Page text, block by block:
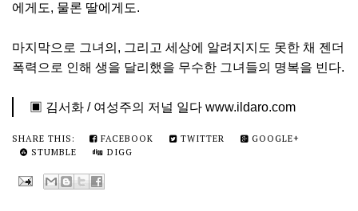
에게도, 물론 딸에게도.
마지막으로 그녀의, 그리고 세상에 알려지지도 못한 채 젠더
폭력으로 인해 생을 달리했을 무수한 그녀들의 명복을 빈다.
▣ 김서화 / 여성주의 저널 일다 www.ildaro.com
SHARE THIS: FACEBOOK TWITTER
GOOGLE+
STUMBLE
DIGG